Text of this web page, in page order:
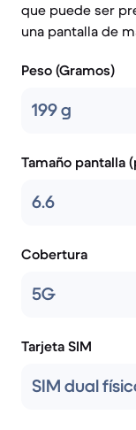
que puede ser
una pantalla de
Peso (Gramos)
199 g
Tamaño pantalla
6.6
Cobertura
5G
Tarjeta SIM
SIM dual